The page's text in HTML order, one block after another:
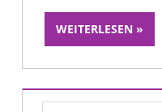
WEITERLESEN